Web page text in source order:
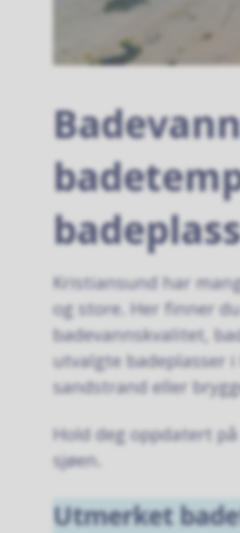
Kristiansund har
og store. Her finner
badevannskvalitet,
utvalgte badeplasser
sandstrand eller
Hold deg oppdatert
sjøen.
Utmerket